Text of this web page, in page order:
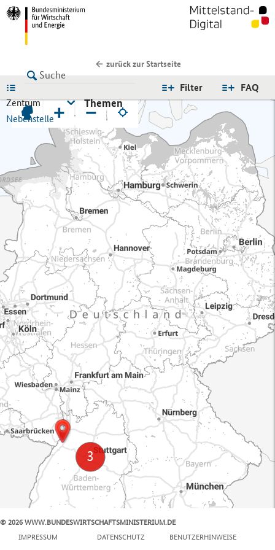
zurück zur Startseite
FAQ
Filter
Zentrum
Nebenstelle
Themen
+ −
© 2026 WWW.BUNDESWIRTSCHAFTSMINISTERIUM.DE
IMPRESSUM
DATENSCHUTZ BENUTZERHINWEISE